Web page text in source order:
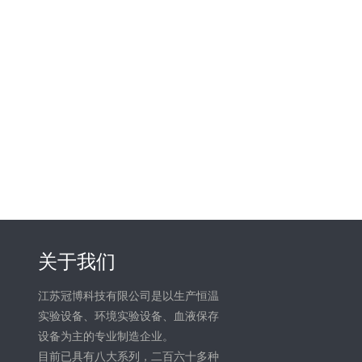
关于我们
江苏冠博科技有限公司是以生产恒温
实验设备、环境实验设备、血液保存
设备为主的专业制造企业。
目前已具有八大系列，二百六十多种